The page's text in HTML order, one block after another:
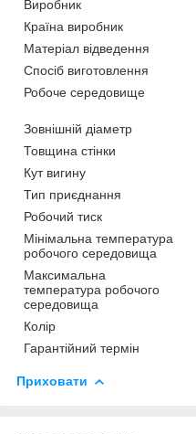
Виробник
Країна виробник
Матеріал відведення
Спосіб виготовлення
Робоче середовище
Зовнішній діаметр
Товщина стінки
Кут вигину
Тип приєднання
Робочий тиск
Мінімальна температура
робочого середовища
Максимальна
температура робочого
середовища
Колір
Гарантійний термін
Приховати